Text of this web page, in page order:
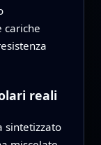
cariche
reali
sintetizzato